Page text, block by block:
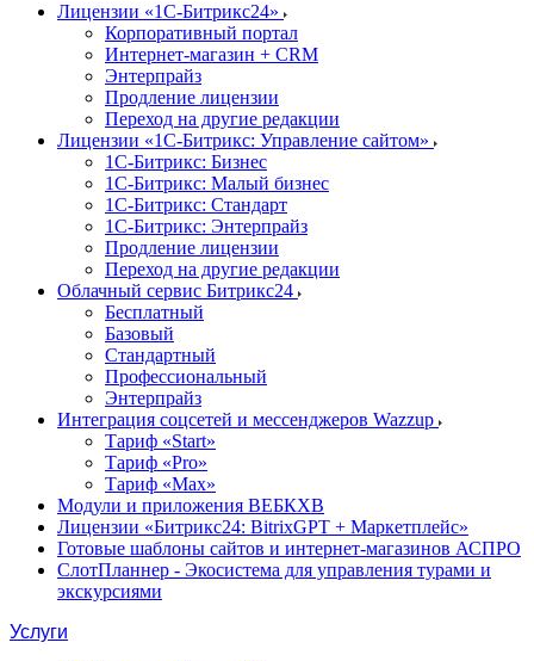
Лицензии «1С-Битрикс24»
Корпоративный портал
Интернет-магазин + CRM
Энтерпрайз
Продление лицензии
Переход на другие редакции
Лицензии «1С-Битрикс: Управление сайтом»
1С-Битрикс: Бизнес
1С-Битрикс: Малый бизнес
1С-Битрикс: Стандарт
1С-Битрикс: Энтерпрайз
Продление лицензии
Переход на другие редакции
Облачный сервис Битрикс24
Бесплатный
Базовый
Стандартный
Профессиональный
Энтерпрайз
Интеграция соцсетей и мессенджеров Wazzup
Тариф «Start»
Тариф «Pro»
Тариф «Max»
Модули и приложения ВЕБКХВ
Лицензии «Битрикс24: BitrixGPT + Маркетплейс»
Готовые шаблоны сайтов и интернет-магазинов АСПРО
СлотПланнер - Экосистема для управления турами и
экскурсиями
Услуги